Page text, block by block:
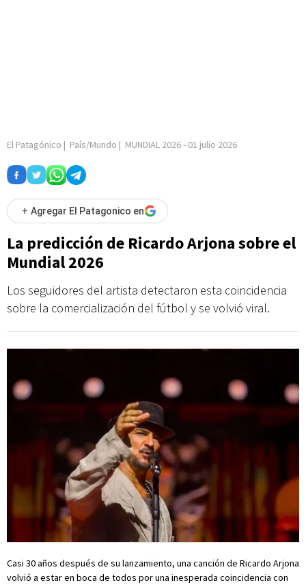
El Patagónico | País/Mundo | MUNDIAL 2026- 01 julio 2026
+ Agregar El Patagonico en
La predicción de Ricardo Arjona sobre el
Mundial 2026
Los seguidores del artista detectaron esta coincidencia
sobre la comercialización del fútbol y se volvió viral.
Casi 30 años después de su lanzamiento, una canción de Ricardo Arjona
volvió a estar en boca de todos por una inesperada coincidencia con